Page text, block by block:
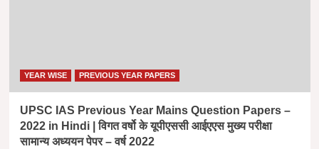
YEAR WISE PREVIOUS YEAR PAPERS
UPSC IAS Previous Year Mains Question Papers –
2022 in Hindi | विगत वर्षो के यूपीएससी आईएएस मुख्य परीक्षा
सामान्य अध्ययन पेपर – वर्ष 2022